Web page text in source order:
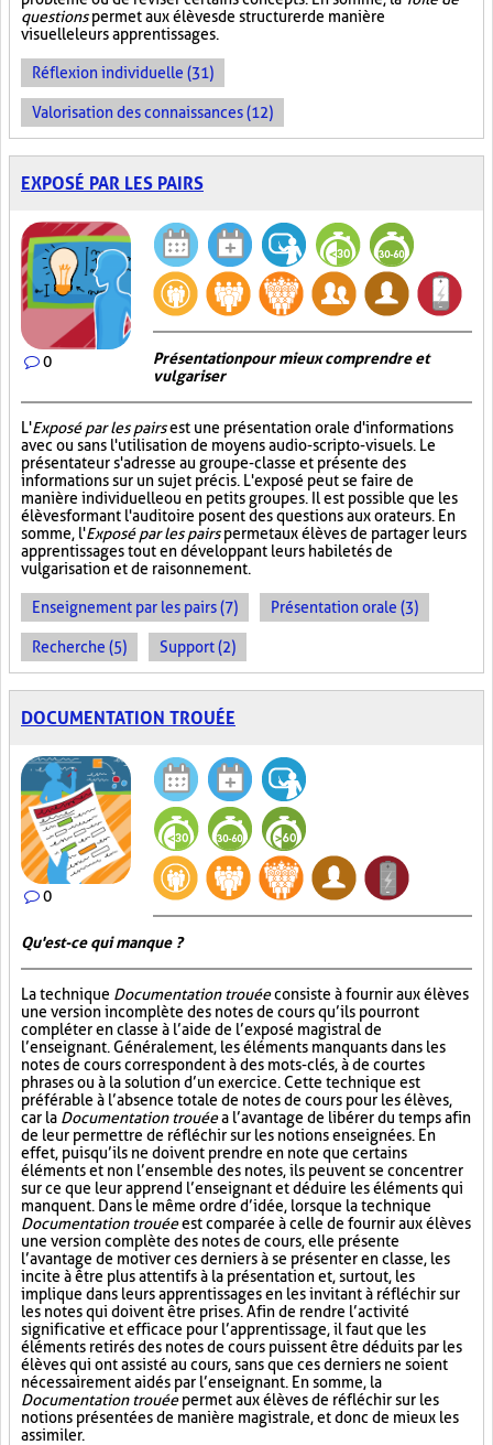
questionspermet aux élèves de structurer de manière
visuelle leurs apprentissages.
Réflexion individuelle (31)
Valorisation des connaissances (12)
EXPOSÉ PAR LES PAIRS
0
Présentation pour mieux comprendre et
vulgariser
L'Exposé par les pairsest une présentation orale d'informations
avec ou sans l'utilisation de moyens audio-scripto-visuels. Le
présentateur s'adresse au groupe-classe et présente des
informations sur un sujet précis. L'exposé peut se faire de
manière individuelle ou en petits groupes. Il est possible que les
élèves formant l'auditoire posent des questions aux orateurs. En
somme, l'Exposé par les pairspermet aux élèves de partager leurs
apprentissages tout en développant leurs habiletés de
vulgarisation et de raisonnement.
Enseignement par les pairs (7) Présentation orale (3)
Recherche (5) Support (2)
DOCUMENTATION TROUÉE
0
Qu'est-ce qui manque ?
La technique Documentation trouéeconsiste à fournir aux élèves
une version incomplète des notes de cours qu’ils pourront
compléter en classe à l’aide de l’exposé magistral de
l’enseignant. Généralement, les éléments manquants dans les
notes de cours correspondent à des mots-clés, à de courtes
phrases ou à la solution d’un exercice. Cette technique est
préférable à l’absence totale de notes de cours pour les élèves,
car la Documentation trouéea l’avantage de libérer du temps afin
de leur permettre de réfléchir sur les notions enseignées. En
effet, puisqu’ils ne doivent prendre en note que certains
éléments et non l’ensemble des notes, ils peuvent se concentrer
sur ce que leur apprend l’enseignant et déduire les éléments qui
manquent. Dans le même ordre d’idée, lorsque la technique
Documentation trouéeest comparée à celle de fournir aux élèves
une version complète des notes de cours, elle présente
l’avantage de motiver ces derniers à se présenter en classe, les
incite à être plus attentifs à la présentation et, surtout, les
implique dans leurs apprentissages en les invitant à réfléchir sur
les notes qui doivent être prises. Afin de rendre l’activité
significative et efficace pour l’apprentissage, il faut que les
éléments retirés des notes de cours puissent être déduits par les
élèves qui ont assisté au cours, sans que ces derniers ne soient
nécessairement aidés par l’enseignant. En somme, la
Documentation trouéepermet aux élèves de réfléchir sur les
notions présentées de manière magistrale, et donc de mieux les
assimiler.